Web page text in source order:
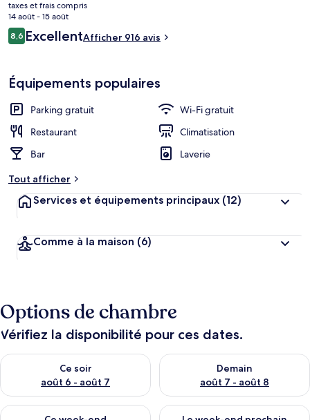
transports publics : Station de métro Hessen-Center se trouve à 4
min et Station de métro Enkheim, à 6 min.
actuel
est
de
taxes et frais compris
14 août - 15 août
Avis
voyageurs
8,68,6 sur 10
ExcellentAfficher 916 avis
Équipements populaires
Parking gratuit
Wi-Fi gratuit
Restaurant
Climatisation
Bar
Laverie
Tout afficher
Services et équipements principaux (12)
Comme à la maison (6)
Options de chambre
Vérifiez la disponibilité pour ces dates.
Ce soir
août 6 - août 7
Vérifier la disponibilité pour ce soir août 6 - août 7
Demain
août 7 - août 8
Vérifier la disponibilité pour
Vérifier la disponibilité pour ce week-end août 7 - août 9
Vérifier la disponibilité pour